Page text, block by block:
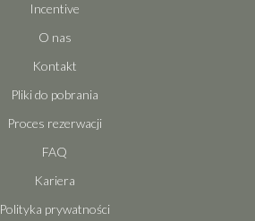
Incentive
O nas
Kontakt
Pliki do pobrania
Proces rezerwacji
FAQ
Kariera
Polityka prywatności